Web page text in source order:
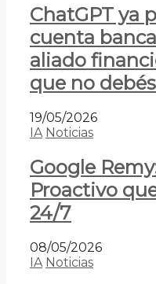
ChatGPT ya
cuenta
aliado
que no
19/05/2026
IA Noticias
Google
Proactivo
24/7
08/05/2026
IA Noticias